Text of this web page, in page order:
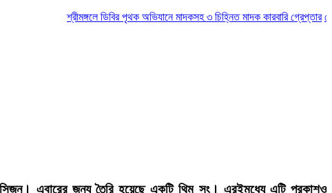
শ্রীমঙ্গলে ডিবির পৃথক অভিযানে মাদকসহ ৩ চিহ্নিত মাদক কারবারি গ্রেপ্তার
সিজন। এবারের জন্য তৈরি হয়েছে একটি থিম সং। এরইমধ্যে এটি প্রকাশও